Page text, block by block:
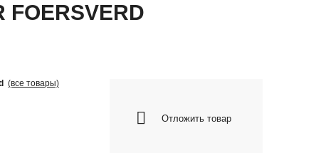
(все товары)
Отложить товар